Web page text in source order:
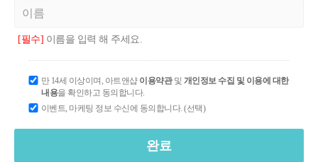
[필수] 이름을 입력 해 주세요.
만 14세 이상이며, 아트앤샵 이용약관및 개인정보 수집 및 이용에 대한
내용을 확인하고 동의합니다.
이벤트, 마케팅 정보 수신에 동의합니다. (선택)
완료